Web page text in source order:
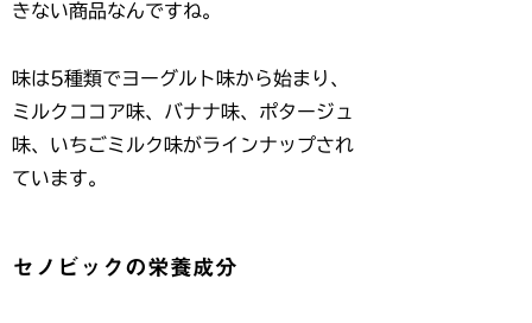
きない商品なんですね。
味は5種類でヨーグルト味から始まり、
ミルクココア味、バナナ味、ポタージュ
味、いちごミルク味がラインナップされ
ています。
セノビックの栄養成分